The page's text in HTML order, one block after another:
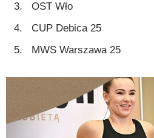
OST Wło
CUP Debica 25
MWS Warszawa 25